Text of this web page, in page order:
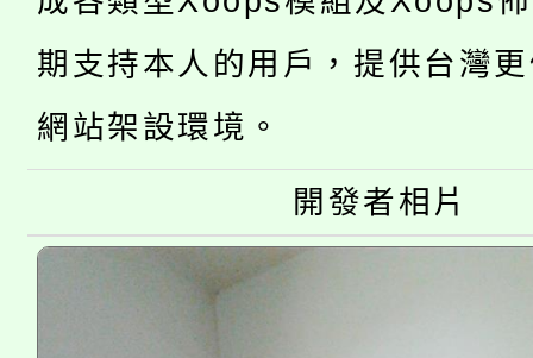
代理(課)教師甄選結果(
轉知中國文化大學推廣
程，歡迎學生輔導中心
心理、諮商輔導、社會
系所師生報名參加。
轉知苗栗縣政府辦理
縣市「校園短影音徵選
門員」簡章及活動海報
踴躍報名參加。
桃園市115學年度學生
「桃園市補助參觀特色
展演活動實施計畫」
115年度「教育部表揚
義教育推展貢獻獎」
期支持本人的用戶，提供台灣
網站架設環境。
開發者相片